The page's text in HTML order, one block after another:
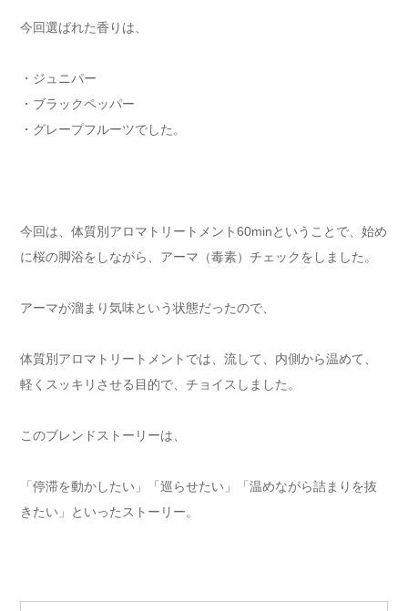
今回選ばれた香りは、
・ジュニパー
・ブラックペッパー
・グレープフルーツでした。
今回は、体質別アロマトリートメント60minということで、始め
に桜の脚浴をしながら、アーマ（毒素）チェックをしました。
アーマが溜まり気味という状態だったので、
体質別アロマトリートメントでは、流して、内側から温めて、
軽くスッキリさせる目的で、チョイスしました。
このブレンドストーリーは、
「停滞を動かしたい」「巡らせたい」「温めながら詰まりを抜
きたい」といったストーリー。